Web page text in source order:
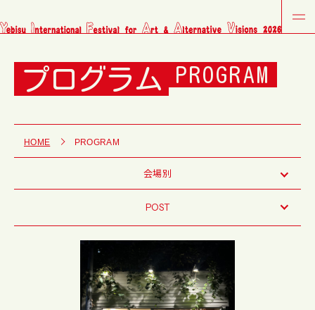
プログラム PROGRAM
HOME PROGRAM
会場別
POST